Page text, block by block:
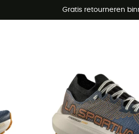
Gratis retourneren
Zomeraanbiedingen 🔥 -5% EXTRA